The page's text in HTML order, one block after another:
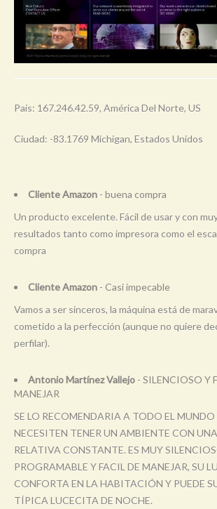
País: 167.246.42.59, América Del Norte, US
Ciudad: -83.1769 Michigan, Estados Unidos
Cliente Amazon - buena compra
Un producto excelente. Fácil de usar y con
resultados tanto como impresora como el
compra
Cliente Amazon - Casi impecable
Vamos a ser sinceros, la máquina está de
cometido a la perfección (aunque no quiere
perfilar).
Antonio Martínez Vallejo - SILENCIOSO Y
MANEJAR
SE LO RECOMENDARIA A TODO EL
NECESITEN TENER UN AMBIENTE CON
RELATIVA CONSTANTE. ES MUY
PROGRAMABLE Y FACIL DE MANEJAR, SU
CONFORTA EN LA HABITACIÓN Y PUEDE
TÍPICA LUCECITA DE NOCHE.